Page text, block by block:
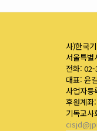
사)한국
서울특별
전화:
대표: 윤
사업자
후원계
기독교사